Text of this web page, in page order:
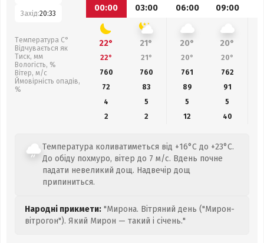
Захід:20:33
Температура С°
Відчувається як
Тиск, мм
Вологість, %
Вітер, м/с
Ймовірність опадів,
%
00:00
03:00 06:00 09:00
22° 21° 20° 20°
22° 21° 20° 20°
760
760 761 762
72
83 89 91
4
5 5
5
2
2 12 40
Температура коливатиметься від +16°C до +23°C.
До обіду похмуро, вітер до 7 м/с. Вдень почне
падати невеликий дощ. Надвечір дощ
припиниться.
Народні прикмети: "Мирона. Вітряний день ("Мирон-
вітрогон"). Який Мирон — такий і січень."